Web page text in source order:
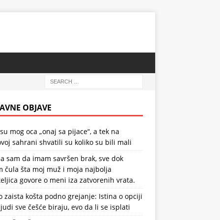
OBJAVE
mog oca „onaj sa pijace“, a tek na
sahrani shvatili su koliko su bili mali
sam da imam savršen brak, sve dok
čula šta moj muž i moja najbolja
govore o meni iza zatvorenih vrata.
zaista košta podno grejanje: Istina o opciji
sve češće biraju, evo da li se isplati